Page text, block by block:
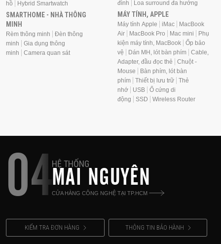
hồ
Hybrid Smartwatch
SMARTHOME - NHÀ THÔNG
MINH
Rèm thông minh
Đèn thông
minh
Gia dụng thông
minh
Camera quan sát
đình
Loa surround đa hướng
MÁY TÍNH, APPLE
Máy tính Apple iMac
MacBook
Air
MacBook Pro Mac mini
Phụ
kiện máy tính, MacBook
Ốp bảo
vệ
Dán MH, lót bàn phím
Cable,
Adapter, đầu đọc thẻ
Chuột -
Mouse
Bàn phím, lót bàn
phím
Thiết bị lưu trữ
Thẻ
nhớ
USB
Ổ cứng di
động
SSD Wireless Router
04HỆ THỐNG
MAI NGUYÊN
CỬA HÀNG CÔNG NGHỆ TẠI TP.HCM
KIỂM TRA ĐƠN HÀNG THÔNG TIN BẢO HÀNH